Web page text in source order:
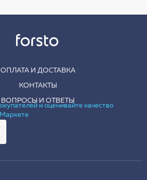
ОПЛАТА И ДОСТАВКА
КОНТАКТЫ
ВОПРОСЫ И ОТВЕТЫ